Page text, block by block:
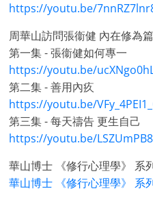
https://youtu.be/
周華山訪問張衞健 內在修為篇
第一集 - 張衞健如何專一
https://youtu.be/
第二集 - 善用內疚
https://youtu.be/
第三集 - 每天禱告 更生自己
https://youtu.be/
華山博士 《修行心理學》 系
華山博士 《修行心理學》 系